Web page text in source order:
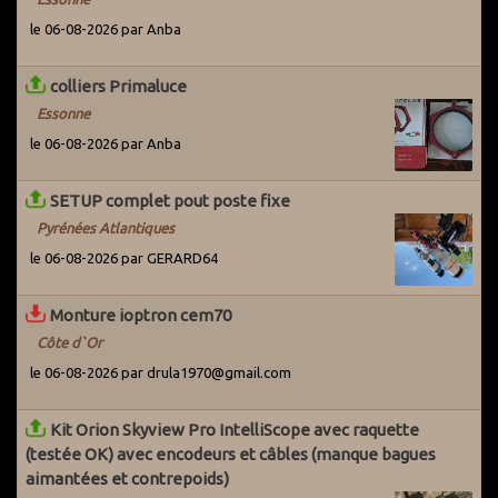
utilisateurs actifs du Grenier pour les avertir du problème. Par
ailleurs, des systèmes ont été mis en place pour détecter les
le 06-08-2026 par Anba
colliers Primaluce
Essonne
le 06-08-2026 par Anba
SETUP complet pout poste fixe
Pyrénées Atlantiques
le 06-08-2026 par GERARD64
Monture ioptron cem70
Côte d`Or
le 06-08-2026 par drula1970@gmail.com
Kit Orion Skyview Pro IntelliScope avec raquette
(testée OK) avec encodeurs et câbles (manque bagues
aimantées et contrepoids)